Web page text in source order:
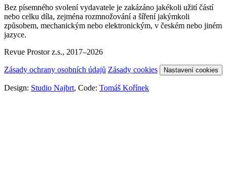
Bez písemného svolení vydavatele je zakázáno jakékoli užití částí
nebo celku díla, zejména rozmnožování a šíření jakýmkoli
způsobem, mechanickým nebo elektronickým, v českém nebo jiném
jazyce.
Revue Prostor z.s., 2017–2026
Zásady ochrany osobních údajů Zásady cookies Nastavení cookies
Design: Studio Najbrt, Code: Tomáš Kořínek